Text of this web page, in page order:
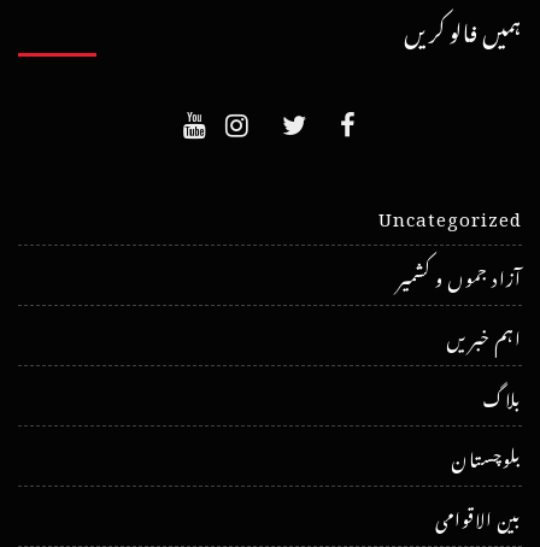
ہمیں فالو کریں
Uncategorized
آزاد جموں و کشمیر
اہم خبریں
بلاگ
بلوچستان
بین الاقوامی